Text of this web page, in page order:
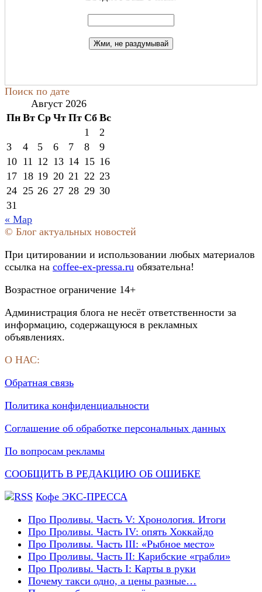
Поиск по дате
Август 2026
Пн Вт Ср Чт Пт Сб Вс
1
2
3
4 5 6 7 8
9
10 11 12 13 14 15 16
17 18 19 20 21 22 23
24 25 26 27 28 29 30
31
« Мар
© Блог актуальных новостей
При цитировании и использовании любых материалов
ссылка на coffee-ex-pressa.ru обязательна!
Возрастное ограничение 14+
Администрация блога не несёт ответственности за
информацию, содержащуюся в рекламных
объявлениях.
О НАС:
Обратная связь
Политика конфиденциальности
Соглашение об обработке персональных данных
По вопросам рекламы
СООБЩИТЬ В РЕДАКЦИЮ ОБ ОШИБКЕ
Кофе ЭКС-ПРЕССА
Про Проливы. Часть V: Хронология. Итоги
Про Проливы. Часть IV: опять Хоккайдо
Про Проливы. Часть III: «Рыбное место»
Про Проливы. Часть II: Карибские «грабли»
Про Проливы. Часть I: Карты в руки
Почему такси одно, а цены разные…